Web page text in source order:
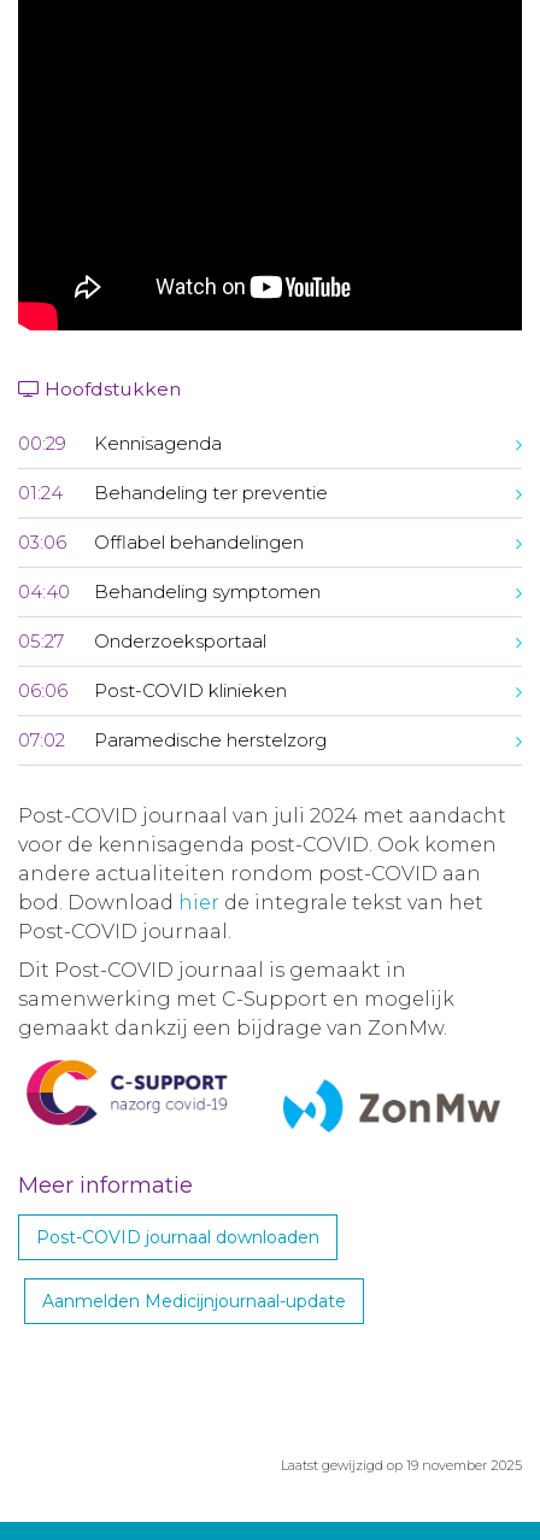
Hoofdstukken
00:29 Kennisagenda
01:24 Behandeling ter preventie
03:06 Offlabel behandelingen
04:40 Behandeling symptomen
05:27 Onderzoeksportaal
06:06 Post-COVID klinieken
07:02 Paramedische herstelzorg
Post-COVID journaal van juli 2024 met aandacht
voor de kennisagenda post-COVID. Ook komen
andere actualiteiten rondom post-COVID aan
bod. Download hier de integrale tekst van het
Post-COVID journaal.
Dit Post-COVID journaal is gemaakt in
samenwerking met C-Support en mogelijk
gemaakt dankzij een bijdrage van ZonMw.
Meer informatie
Post-COVID journaal downloaden
Aanmelden Medicijnjournaal-update
Laatst gewijzigd op 19 november 2025